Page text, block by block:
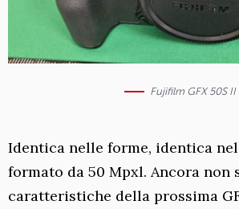
Fujifilm GFX 50S II
Identica nelle forme, identica
formato da 50 Mpxl. Ancora non
caratteristiche della prossima